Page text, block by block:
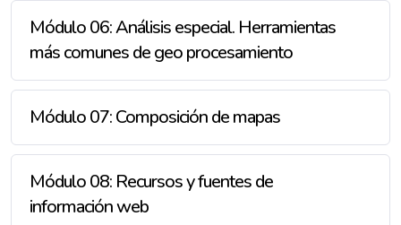
Módulo 06: Análisis especial. Herramientas
más comunes de geo procesamiento
Módulo 07: Composición de mapas
Módulo 08: Recursos y fuentes de
información web